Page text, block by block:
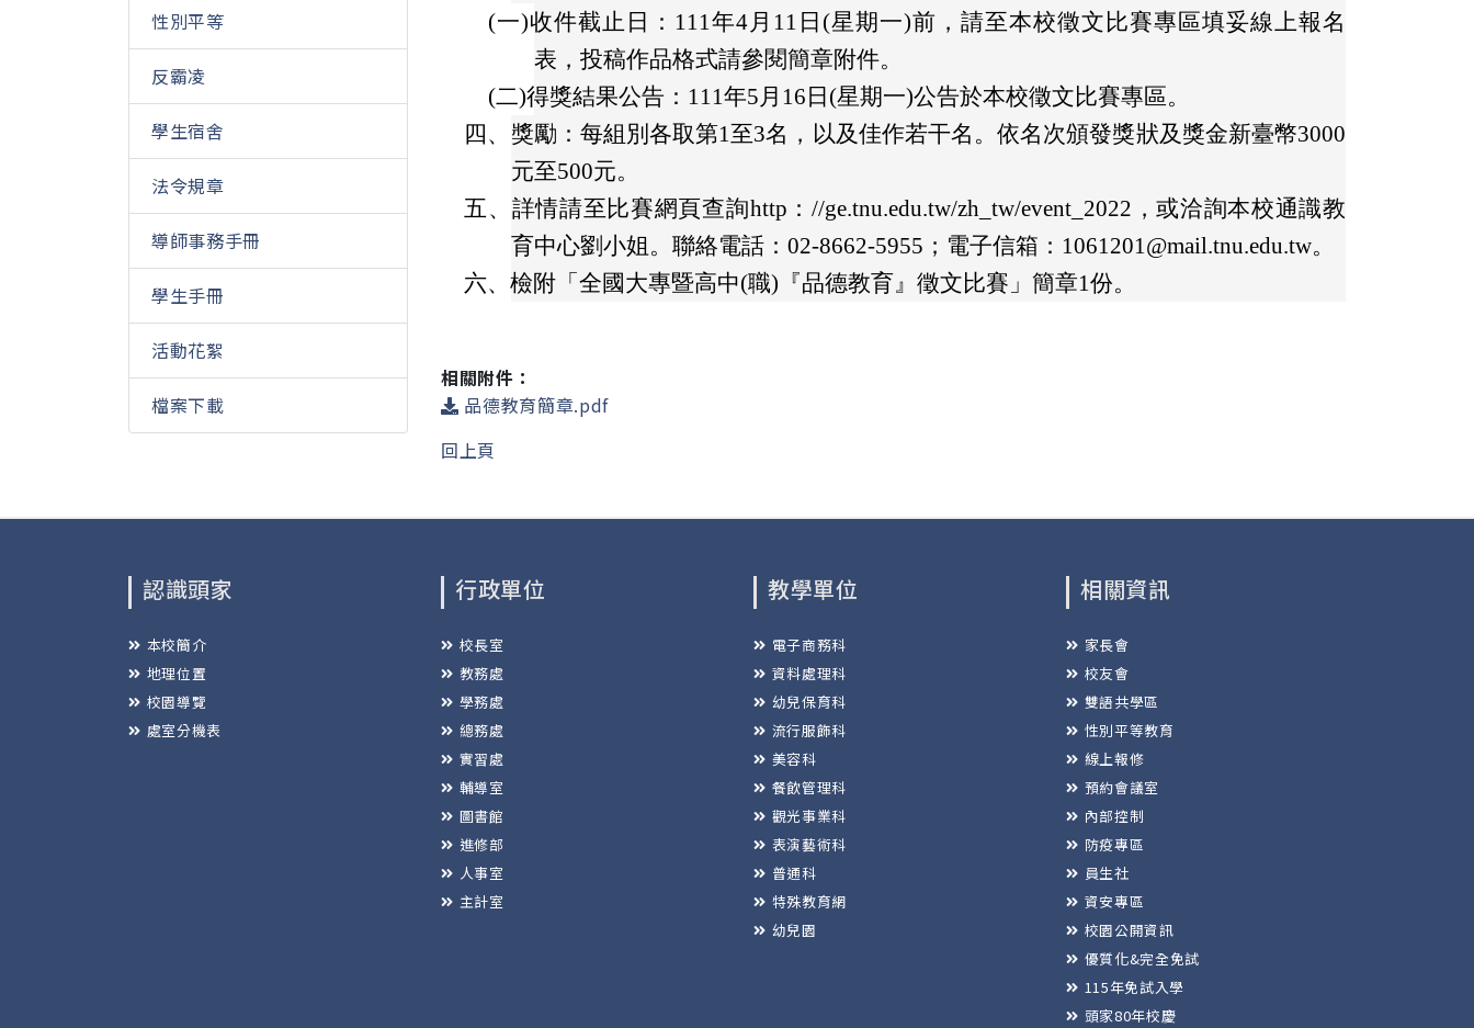
性別平等
反霸凌
學生宿舍
法令規章
導師事務手冊
學生手冊
活動花絮
檔案下載
(一)收件截止日：111年4月11日(星期一)前，請至本校徵文比賽專區填妥線上報名
表，投稿作品格式請參閱簡章附件。
(二)得獎結果公告：111年5月16日(星期一)公告於本校徵文比賽專區。
四、 獎勵：每組別各取第1至3名，以及佳作若干名。依名次頒發獎狀及獎金新臺幣3000
元至500元。
五、 詳情請至比賽網頁查詢http：//ge.tnu.edu.tw/zh_tw/event_2022，或洽詢本校通識教
育中心劉小姐。聯絡電話：02-8662-5955；電子信箱：1061201@mail.tnu.edu.tw。
六、檢附「全國大專暨高中(職)『品德教育』徵文比賽」簡章1份。
相關附件：
品德教育簡章.pdf
回上頁
認識頭家
本校簡介
地理位置
校園導覽
處室分機表
行政單位
校長室
教務處
學務處
總務處
實習處
輔導室
圖書館
進修部
人事室
主計室
教學單位
電子商務科
資料處理科
幼兒保育科
流行服飾科
美容科
餐飲管理科
觀光事業科
表演藝術科
普通科
特殊教育網
幼兒園
相關資訊
家長會
校友會
雙語共學區
性別平等教育
線上報修
預約會議室
內部控制
防疫專區
員生社
資安專區
校園公開資訊
優質化&完全免試
115年免試入學
頭家80年校慶